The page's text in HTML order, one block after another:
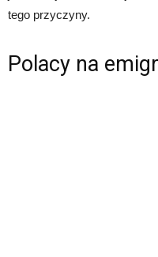
tego przyczyny.
Polacy na